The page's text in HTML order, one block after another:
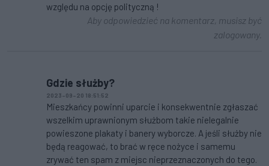
względu na opcję polityczną !
Aby odpowiedzieć na komentarz, musisz być
zalogowany.
Gdzie służby?
2023-09-20 18:51:52
Mieszkańcy powinni uparcie i konsekwentnie zgłaszać
wszelkim uprawnionym służbom takie nielegalnie
powieszone plakaty i banery wyborcze. A jeśli służby nie
będą reagować, to brać w ręce nożyce i samemu
zrywać ten spam z miejsc nieprzeznaczonych do tego.